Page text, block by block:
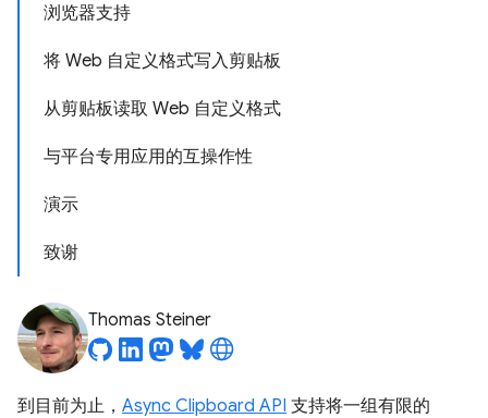
浏览器支持
将 Web 自定义格式写入剪贴板
从剪贴板读取 Web 自定义格式
与平台专用应用的互操作性
演示
致谢
Thomas Steiner
到目前为止， Async Clipboard API 支持将一组有限的